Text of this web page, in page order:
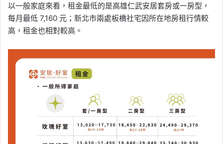
以一般家庭來看，租金最低的是高雄仁武安居套房或一房型，
每月最低 7,160 元；新北市兩處板橋社宅因所在地房租行情較
高，租金也相對較高。